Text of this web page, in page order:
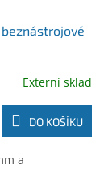
Externí sklad
DO KOŠÍKU
a